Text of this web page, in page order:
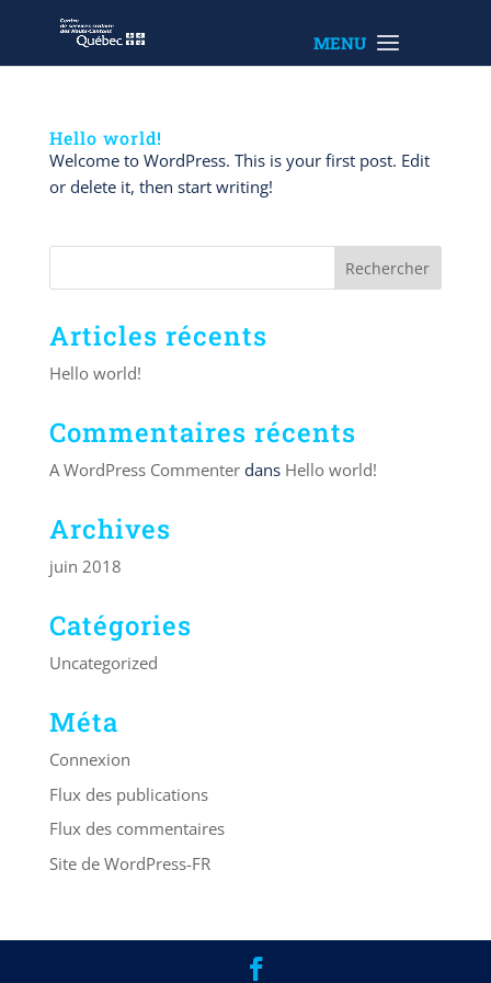
Hello world!
Welcome to WordPress. This is your first post. Edit
or delete it, then start writing!
Articles récents
Hello world!
Commentaires récents
A WordPress Commenterdans Hello world!
Archives
juin 2018
Catégories
Uncategorized
Méta
Connexion
Flux des publications
Flux des commentaires
Site de WordPress-FR